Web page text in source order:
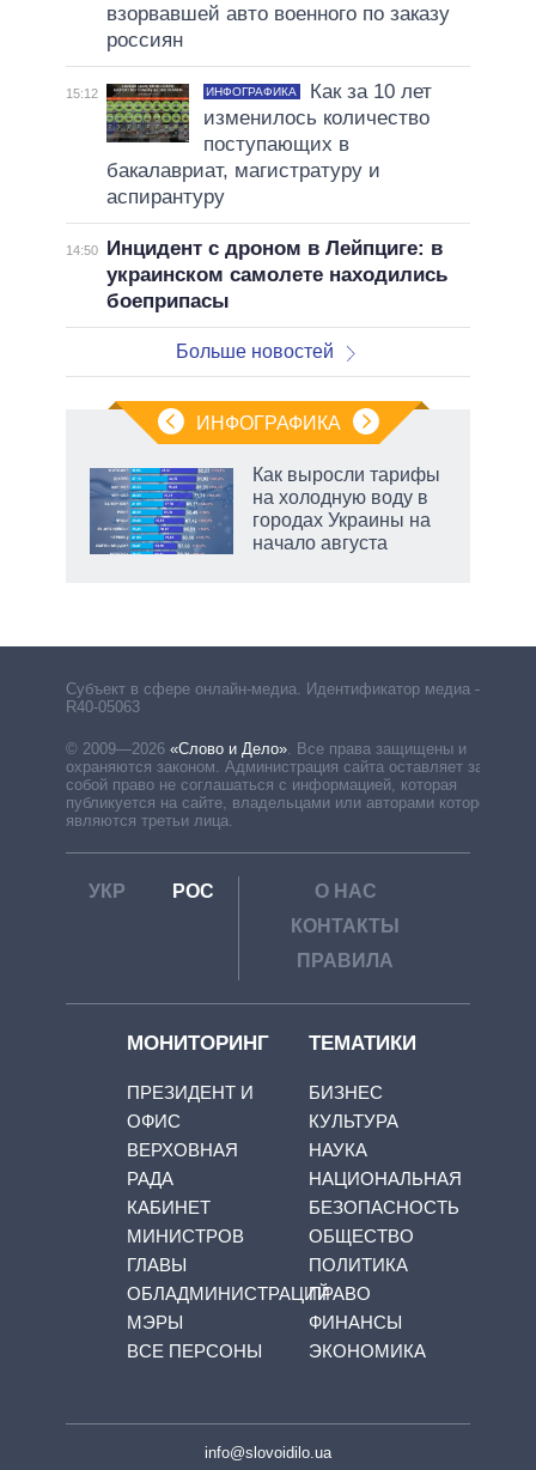
взорвавшей авто военного по заказу
россиян
15:12 ИНФОГРАФИКА
Как за 10 лет
изменилось количество
поступающих в
бакалавриат, магистратуру и
аспирантуру
14:50
Инцидент с дроном в Лейпциге: в
украинском самолете находились
боеприпасы
Больше новостей
ИНФОГРАФИКА
Как выросли тарифы
на холодную воду в
городах Украины на
начало августа
Субъект в сфере онлайн-медиа. Идентификатор медиа –
R40-05063
© 2009—2026 «Слово и Дело» Все права защищены и
охраняются законом. Администрация сайта оставляет за
собой право не соглашаться с информацией, которая
публикуется на сайте, владельцами или авторами которой
являются третьи лица.
УКР РОС
О НАС
КОНТАКТЫ
ПРАВИЛА
МОНИТОРИНГ
ПРЕЗИДЕНТ И
ОФИС
ВЕРХОВНАЯ
РАДА
КАБИНЕТ
МИНИСТРОВ
ГЛАВЫ
ОБЛАДМИНИСТРАЦИЙ
МЭРЫ
ВСЕ ПЕРСОНЫ
ТЕМАТИКИ
БИЗНЕС
КУЛЬТУРА
НАУКА
НАЦИОНАЛЬНАЯ
БЕЗОПАСНОСТЬ
ОБЩЕСТВО
ПОЛИТИКА
ПРАВО
ФИНАНСЫ
ЭКОНОМИКА
info@slovoidilo.ua